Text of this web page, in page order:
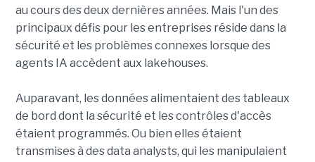
au cours des deux dernières années. Mais l'un des
principaux défis pour les entreprises réside dans la
sécurité et les problèmes connexes lorsque des
agents IA accèdent aux lakehouses.
Auparavant, les données alimentaient des tableaux
de bord dont la sécurité et les contrôles d'accès
étaient programmés. Ou bien elles étaient
transmises à des data analysts, qui les manipulaient